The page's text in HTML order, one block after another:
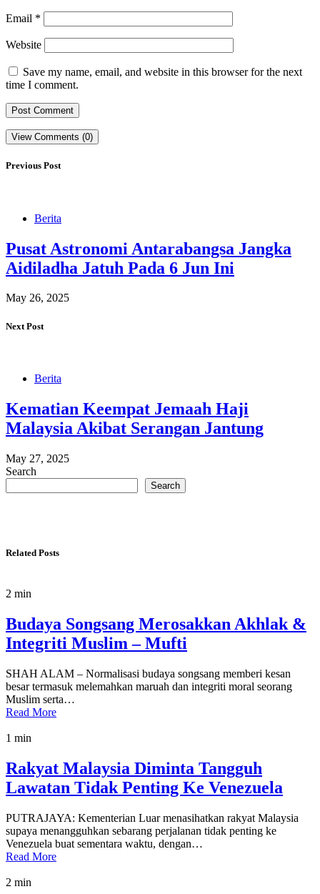
Email *
Website
Save my name, email, and website in this browser for the next
time I comment.
View Comments (0)
Previous Post
Berita
Pusat Astronomi Antarabangsa Jangka
Aidiladha Jatuh Pada 6 Jun Ini
May 26, 2025
Next Post
Berita
Kematian Keempat Jemaah Haji
Malaysia Akibat Serangan Jantung
May 27, 2025
Search
Search
Related Posts
2 min
Budaya Songsang Merosakkan Akhlak &
Integriti Muslim – Mufti
SHAH ALAM – Normalisasi budaya songsang memberi kesan
besar termasuk melemahkan maruah dan integriti moral seorang
Muslim serta…
Read More
1 min
Rakyat Malaysia Diminta Tangguh
Lawatan Tidak Penting Ke Venezuela
PUTRAJAYA: Kementerian Luar menasihatkan rakyat Malaysia
supaya menangguhkan sebarang perjalanan tidak penting ke
Venezuela buat sementara waktu, dengan…
Read More
2 min